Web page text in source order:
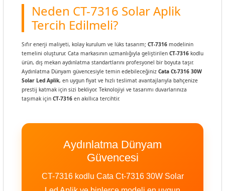
Neden CT-7316 Solar Aplik
Tercih Edilmeli?
Sıfır enerji maliyeti, kolay kurulum ve lüks tasarım; CT-7316 modelinin
temelini oluşturur. Cata markasının uzmanlığıyla geliştirilen CT-7316 kodlu
ürün, dış mekan aydınlatma standartlarını profesyonel bir boyuta taşır.
Aydınlatma Dünyam güvencesiyle temin edebileceğiniz Cata Ct-7316 30W
Solar Led Aplik, en uygun fiyat ve hızlı teslimat avantajlarıyla bahçenize
prestij katmak için sizi bekliyor. Teknolojiyi ve tasarımı duvarlarınıza
taşımak için CT-7316 en akıllıca tercihtir.
Aydınlatma Dünyam
Güvencesi
CT-7316 kodlu Cata Ct-7316 30W Solar